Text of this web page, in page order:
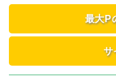
最大P
サ